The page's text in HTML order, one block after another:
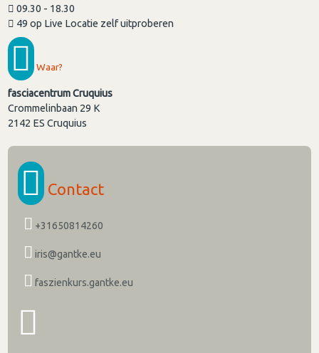
09.30 - 18.30
49 op Live Locatie zelf uitproberen
Waar?
fasciacentrum Cruquius
Crommelinbaan 29 K
2142 ES Cruquius
Contact
+31650814260
iris@gantke.eu
faszienkurs.gantke.eu